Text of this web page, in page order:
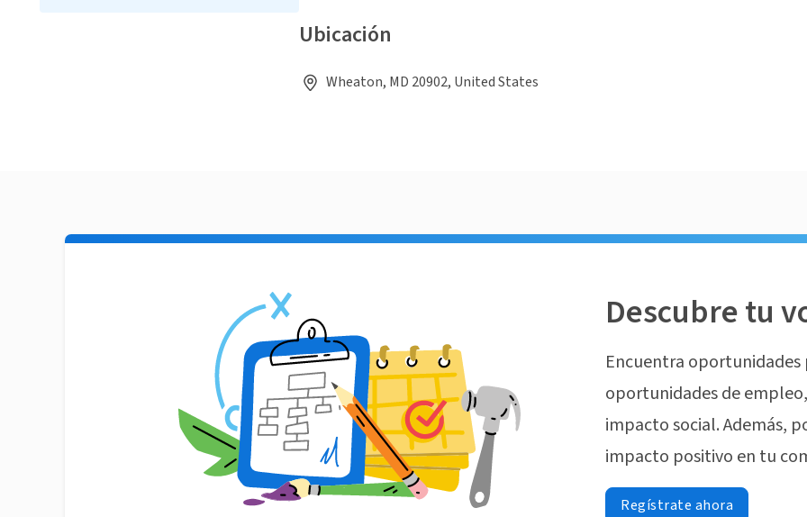
Ubicación
Wheaton, MD 20902, United States
Descubre tu
Encuentra
oportunidades de
impacto social. Además,
impacto positivo en tu
Regístrate ahora